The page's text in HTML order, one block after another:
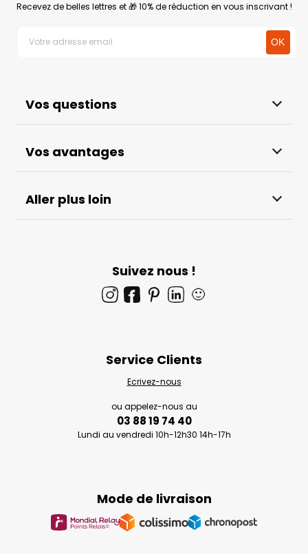
Vos questions
Vos avantages
Aller plus loin
Recevez de belles lettres et 🎁 10% de réduction en vous inscrivant !
Suivez nous !
🙂
Mode de livraison
Service Clients
Ecrivez-nous
ou appelez-nous au
03 88 19 74 40
Lundi au vendredi 10h-12h30 14h-17h